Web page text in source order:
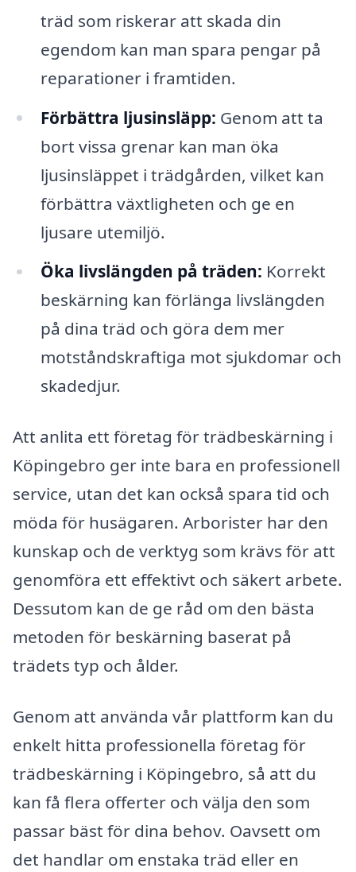
träd som riskerar att skada din
egendom kan man spara pengar på
reparationer i framtiden.
Förbättra ljusinsläpp: Genom att ta
bort vissa grenar kan man öka
ljusinsläppet i trädgården, vilket kan
förbättra växtligheten och ge en
ljusare utemiljö.
Öka livslängden på träden: Korrekt
beskärning kan förlänga livslängden
på dina träd och göra dem mer
motståndskraftiga mot sjukdomar och
skadedjur.
Att anlita ett företag för trädbeskärning i
Köpingebro ger inte bara en professionell
service, utan det kan också spara tid och
möda för husägaren. Arborister har den
kunskap och de verktyg som krävs för att
genomföra ett effektivt och säkert arbete.
Dessutom kan de ge råd om den bästa
metoden för beskärning baserat på
trädets typ och ålder.
Genom att använda vår plattform kan du
enkelt hitta professionella företag för
trädbeskärning i Köpingebro, så att du
kan få flera offerter och välja den som
passar bäst för dina behov. Oavsett om
det handlar om enstaka träd eller en